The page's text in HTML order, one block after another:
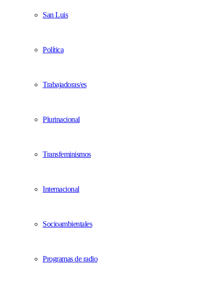
San Luis
Política
Trabajadoras/es
Plurinacional
Transfeminismos
Internacional
Socioambientales
Programas de radio